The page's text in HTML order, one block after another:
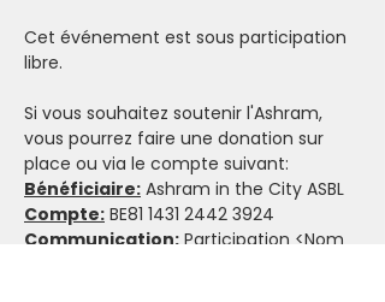
Cet événement est sous participation
libre.
Si vous souhaitez soutenir l'Ashram,
vous pourrez faire une donation sur
place ou via le compte suivant:
Bénéficiaire: Ashram in the City ASBL
Compte: BE81 1431 2442 3924
Communication: Participation <Nom